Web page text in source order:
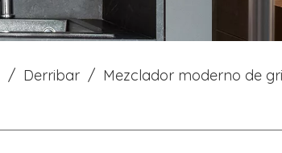
/ Derribar / Mezclador moderno de